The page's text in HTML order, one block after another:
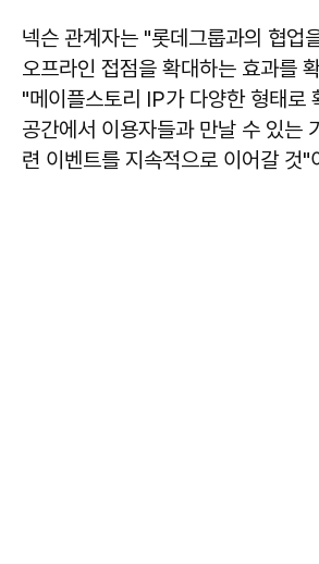
넥슨 관계자는 "롯데그룹과의 협업
오프라인 접점을 확대하는 효과를
"메이플스토리 IP가 다양한 형태로
공간에서 이용자들과 만날 수 있는
련 이벤트를 지속적으로 이어갈 것"